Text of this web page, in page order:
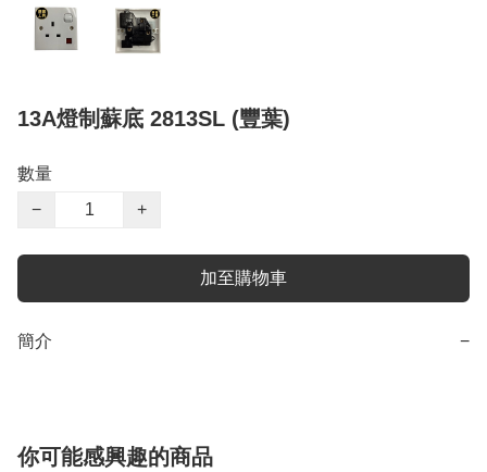
13A燈制蘇底 2813SL (豐葉)
數量
−
+
加至購物車
簡介 −
你可能感興趣的商品